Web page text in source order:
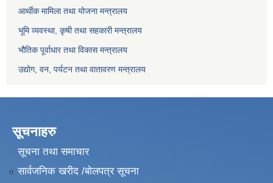
आर्थीक मामिला तथा योजना मन्त्रालय
भूमि व्यवस्था, कृषी तथा सहकारी मन्त्रालय
भौतिक पूर्वाधार तथा विकास मन्त्रालय
उद्योग, वन, पर्यटन तथा वातावरण मन्त्रालय
सूचनाहरु
सूचना तथा समाचार
सार्वजनिक खरीद /बोलपत्र सूचना